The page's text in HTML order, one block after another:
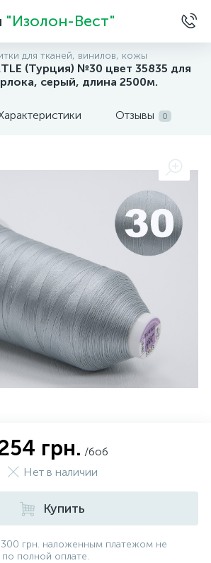
"Изолон-Вест"
для тканей, винилов, кожы
(Турция) №30 цвет 35835 для
серый, длина 2500м.
Отзывы 0
грн. /боб
Нет в наличии
Купить
грн. наложенным платежом не
полной оплате.